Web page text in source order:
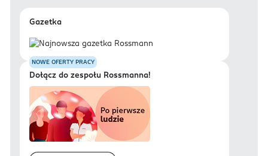
Gazetka
NOWE OFERTY PRACY
Dołącz do zespołu Rossmanna!